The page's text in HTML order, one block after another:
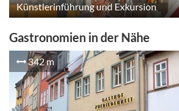
Künstlerinführung und Exkursion
Gastronomien in der Nähe
342 m